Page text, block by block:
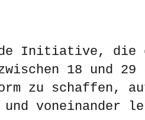
Initiative, die
18 und 29
zu schaffen,
und voneinander